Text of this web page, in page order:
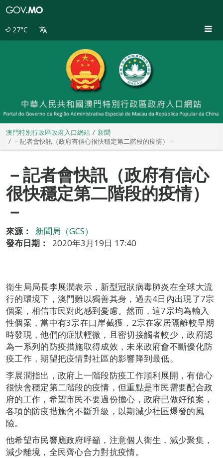
27°C
澳門特別行政區政府入口網站
新聞
－記者會快訊（政府有信心很快穩定第二階段的疫情）－
－記者會快訊（政府有信心
很快穩定第二階段的疫情）
－
來源：
新聞局（GCS）
發布日期：
2020年3月19日 17:40
衛生局局長李展潤表示，新型冠狀病毒肺炎在全球大流
行的環境下，澳門難以獨善其身，過去4日內出現了7宗
個案，相信市民對此感到憂慮。然而，這7宗均為輸入
性個案，當中有3宗在口岸截獲，2宗在家居隔離較早期
時發現，他們的症狀輕微，且密切接觸者較少，政府認
為一系列的防疫措施取得成效，未來政府會不斷優化防
疫工作，期望把疫情對社區的影響降到最低。
李展潤指出，政府上一階段防疫工作順利展開，有信心
很快會穩定第二階段的疫情，但重點是市民需要配合政
府的工作，希望市民不要過份擔心，政府已做好預案，
各項的防疫措施會不斷升級，以期減少社區爆發的風
險。
他希望市民響應政府呼籲，注意個人衛生，減少聚集，
減少離境，全民齊心合力對抗疫情。